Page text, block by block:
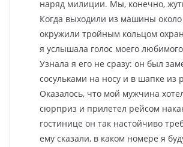
наряд милиции. Мы, конечно,
Когда выходили из машины около
окружили тройным кольцом
я услышала голос моего
Узнала я его не сразу: он был
сосульками на носу и в шапке из
Оказалось, что мой мужчина
сюрприз и прилетел рейсом
гостинице он так настойчиво
ему сказали, в каком номере я